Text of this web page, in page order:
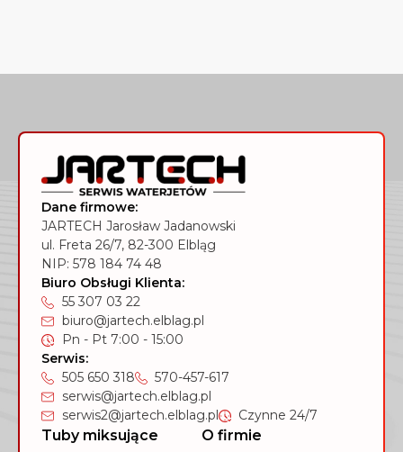
Dane firmowe:
JARTECH Jarosław Jadanowski
ul. Freta 26/7, 82-300 Elbląg
NIP: 578 184 74 48
Biuro Obsługi Klienta:
55 307 03 22
biuro@jartech.elblag.pl
Pn - Pt 7:00 - 15:00
Serwis:
505 650 318
570-457-617
serwis@jartech.elblag.pl
serwis2@jartech.elblag.pl
Czynne 24/7
Tuby miksujące O firmie